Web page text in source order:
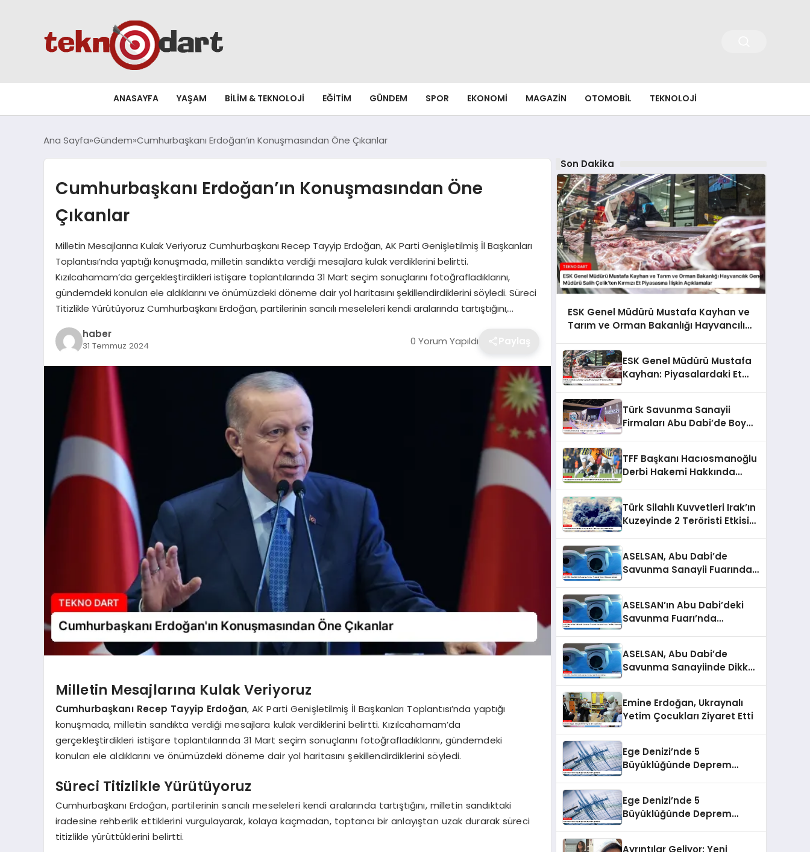
ANASAYFA YAŞAM BILIM & TEKNOLOJI EĞITIM GÜNDEM SPOR EKONOMI MAGAZIN OTOMOBIL TEKNOLOJI
Ana Sayfa Gündem Cumhurbaşkanı Erdoğan’ın Konuşmasından Öne Çıkanlar
Cumhurbaşkanı Erdoğan’ın Konuşmasından Öne
Çıkanlar
Milletin Mesajlarına Kulak Veriyoruz Cumhurbaşkanı Recep Tayyip Erdoğan, AK Parti Genişletilmiş İl Başkanları
Toplantısı’nda yaptığı konuşmada, milletin sandıkta verdiği mesajlara kulak verdiklerini belirtti.
Kızılcahamam’da gerçekleştirdikleri istişare toplantılarında 31 Mart seçim sonuçlarını fotoğrafladıklarını,
gündemdeki konuları ele aldıklarını ve önümüzdeki döneme dair yol haritasını şekillendirdiklerini söyledi. Süreci
Titizlikle Yürütüyoruz Cumhurbaşkanı Erdoğan, partilerinin sancılı meseleleri kendi aralarında tartıştığını,…
haber
31 Temmuz 2024 0 Yorum Yapıldı
Milletin Mesajlarına Kulak Veriyoruz
Cumhurbaşkanı Recep Tayyip Erdoğan, AK Parti Genişletilmiş İl Başkanları Toplantısı’nda yaptığı
konuşmada, milletin sandıkta verdiği mesajlara kulak verdiklerini belirtti. Kızılcahamam’da
gerçekleştirdikleri istişare toplantılarında 31 Mart seçim sonuçlarını fotoğrafladıklarını, gündemdeki
konuları ele aldıklarını ve önümüzdeki döneme dair yol haritasını şekillendirdiklerini söyledi.
Süreci Titizlikle Yürütüyoruz
Cumhurbaşkanı Erdoğan, partilerinin sancılı meseleleri kendi aralarında tartıştığını, milletin sandıktaki
iradesine rehberlik ettiklerini vurgulayarak, kolaya kaçmadan, toptancı bir anlayıştan uzak durarak süreci
titizlikle yürüttüklerini belirtti.
Son Dakika
ESK Genel Müdürü Mustafa Kayhan ve
Tarım ve Orman Bakanlığı Hayvancılık
Piyasasına İlişkin Açıklamalar
ESK Genel Müdürü Mustafa
Kayhan: Piyasalardaki Et
Türk Savunma Sanayii
Firmaları Abu Dabi’de Boy
TFF Başkanı Hacıosmanoğlu
Derbi Hakemi Hakkında
Türk Silahlı Kuvvetleri Irak’ın
Kuzeyinde 2 Teröristi Etkisiz
ASELSAN, Abu Dabi’de
Savunma Sanayii Fuarında
ASELSAN’ın Abu Dabi’deki
Savunma Fuarı’nda
ASELSAN, Abu Dabi’de
Savunma Sanayiinde Dikkat
Emine Erdoğan, Ukraynalı
Yetim Çocukları Ziyaret Etti
Ege Denizi’nde 5
Büyüklüğünde Deprem
Ege Denizi’nde 5
Büyüklüğünde Deprem
Ayrıntılar Geliyor: Yeni